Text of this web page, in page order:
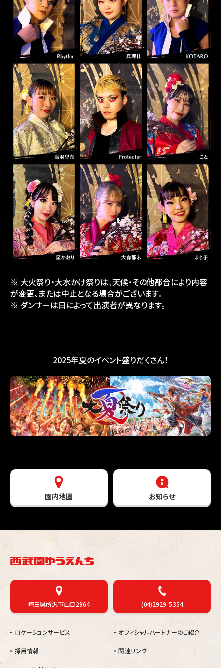
※ 大火祭り・大水かけ祭りは、天候・その他都合により内容
が変更、または中止となる場合がございます。
※ ダンサーは日によって出演者が異なります。
2025年夏のイベント盛りだくさん！
園内地圖 お知らせ
埼玉県所沢市山口2964 (04)2929-5354
ロケーションサービス
採用情報
オフィシャルパートナーのご紹介
関連リンク